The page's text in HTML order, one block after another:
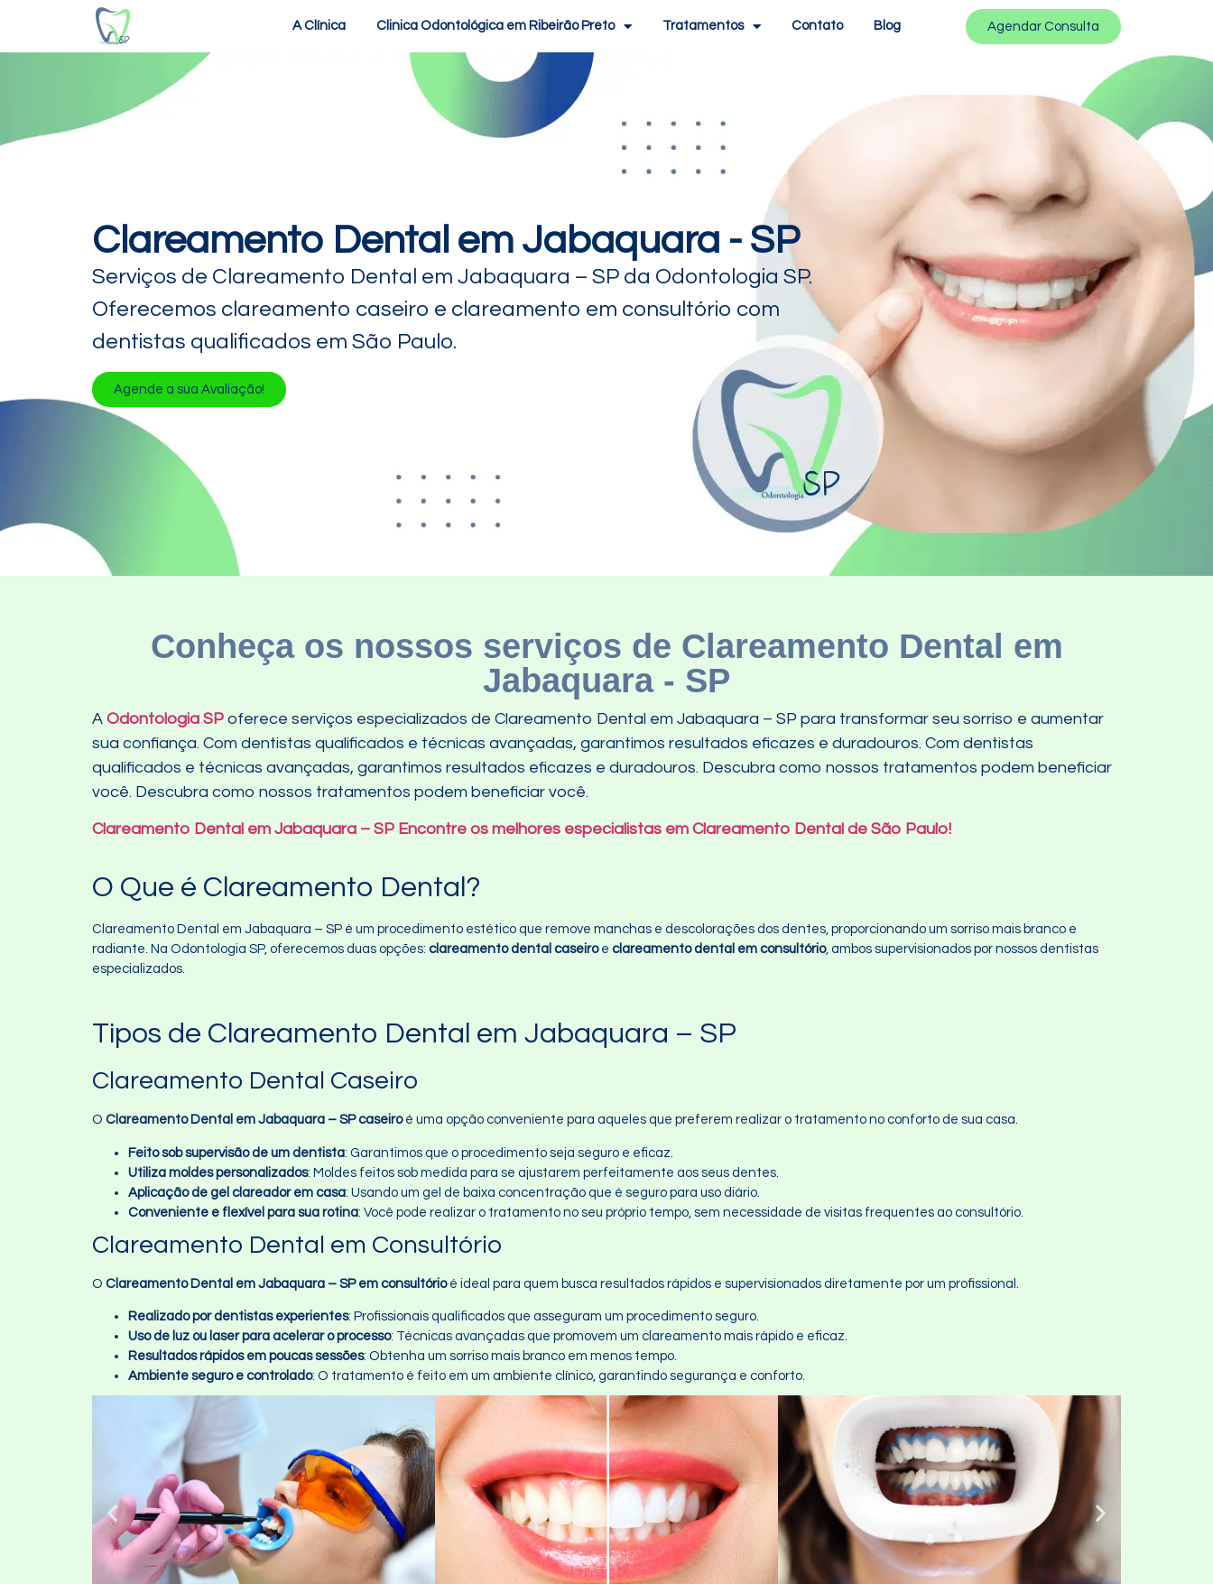
A Clínica Clinica Odontológica em Ribeirão Preto Tratamentos Contato Blog Agendar Consulta
Clareamento Dental em Jabaquara - SP
Serviços de Clareamento Dental em Jabaquara – SP da Odontologia SP.
Oferecemos clareamento caseiro e clareamento em consultório com
dentistas qualificados em São Paulo.
Agende a sua Avaliação!
Conheça os nossos serviços de Clareamento Dental em
Jabaquara - SP
A Odontologia SP oferece serviços especializados de Clareamento Dental em Jabaquara – SP para transformar seu sorriso e aumentar
sua confiança. Com dentistas qualificados e técnicas avançadas, garantimos resultados eficazes e duradouros. Com dentistas
qualificados e técnicas avançadas, garantimos resultados eficazes e duradouros. Descubra como nossos tratamentos podem beneficiar
você. Descubra como nossos tratamentos podem beneficiar você.
Clareamento Dental em Jabaquara – SP Encontre os melhores especialistas em Clareamento Dental de São Paulo!
O Que é Clareamento Dental?
Clareamento Dental em Jabaquara – SP é um procedimento estético que remove manchas e descolorações dos dentes, proporcionando um sorriso mais branco e
radiante. Na Odontologia SP, oferecemos duas opções: clareamento dental caseiroe clareamento dental em consultório, ambos supervisionados por nossos dentistas
especializados.
Tipos de Clareamento Dental em Jabaquara – SP
Clareamento Dental Caseiro
O Clareamento Dental em Jabaquara – SP caseiroé uma opção conveniente para aqueles que preferem realizar o tratamento no conforto de sua casa.
Feito sob supervisão de um dentista: Garantimos que o procedimento seja seguro e eficaz.
Utiliza moldes personalizados: Moldes feitos sob medida para se ajustarem perfeitamente aos seus dentes.
Aplicação de gel clareador em casa: Usando um gel de baixa concentração que é seguro para uso diário.
Conveniente e flexível para sua rotina: Você pode realizar o tratamento no seu próprio tempo, sem necessidade de visitas frequentes ao consultório.
Clareamento Dental em Consultório
O Clareamento Dental em Jabaquara – SP em consultórioé ideal para quem busca resultados rápidos e supervisionados diretamente por um profissional.
Realizado por dentistas experientes: Profissionais qualificados que asseguram um procedimento seguro.
Uso de luz ou laser para acelerar o processo: Técnicas avançadas que promovem um clareamento mais rápido e eficaz.
Resultados rápidos em poucas sessões: Obtenha um sorriso mais branco em menos tempo.
Ambiente seguro e controlado: O tratamento é feito em um ambiente clínico, garantindo segurança e conforto.